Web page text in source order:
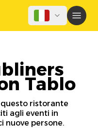
Tablo
questo ristorante
agli eventi in
nuove persone.